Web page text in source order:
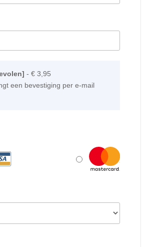
-€ 3,95
een bevestiging per e-mail